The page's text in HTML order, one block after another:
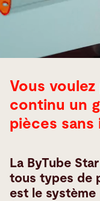
Vous
continu un
pièces
La ByTube
tous types de
est le système